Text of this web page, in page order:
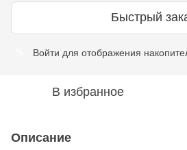
Быстрый
Войти для отображения
В избранное
Описание